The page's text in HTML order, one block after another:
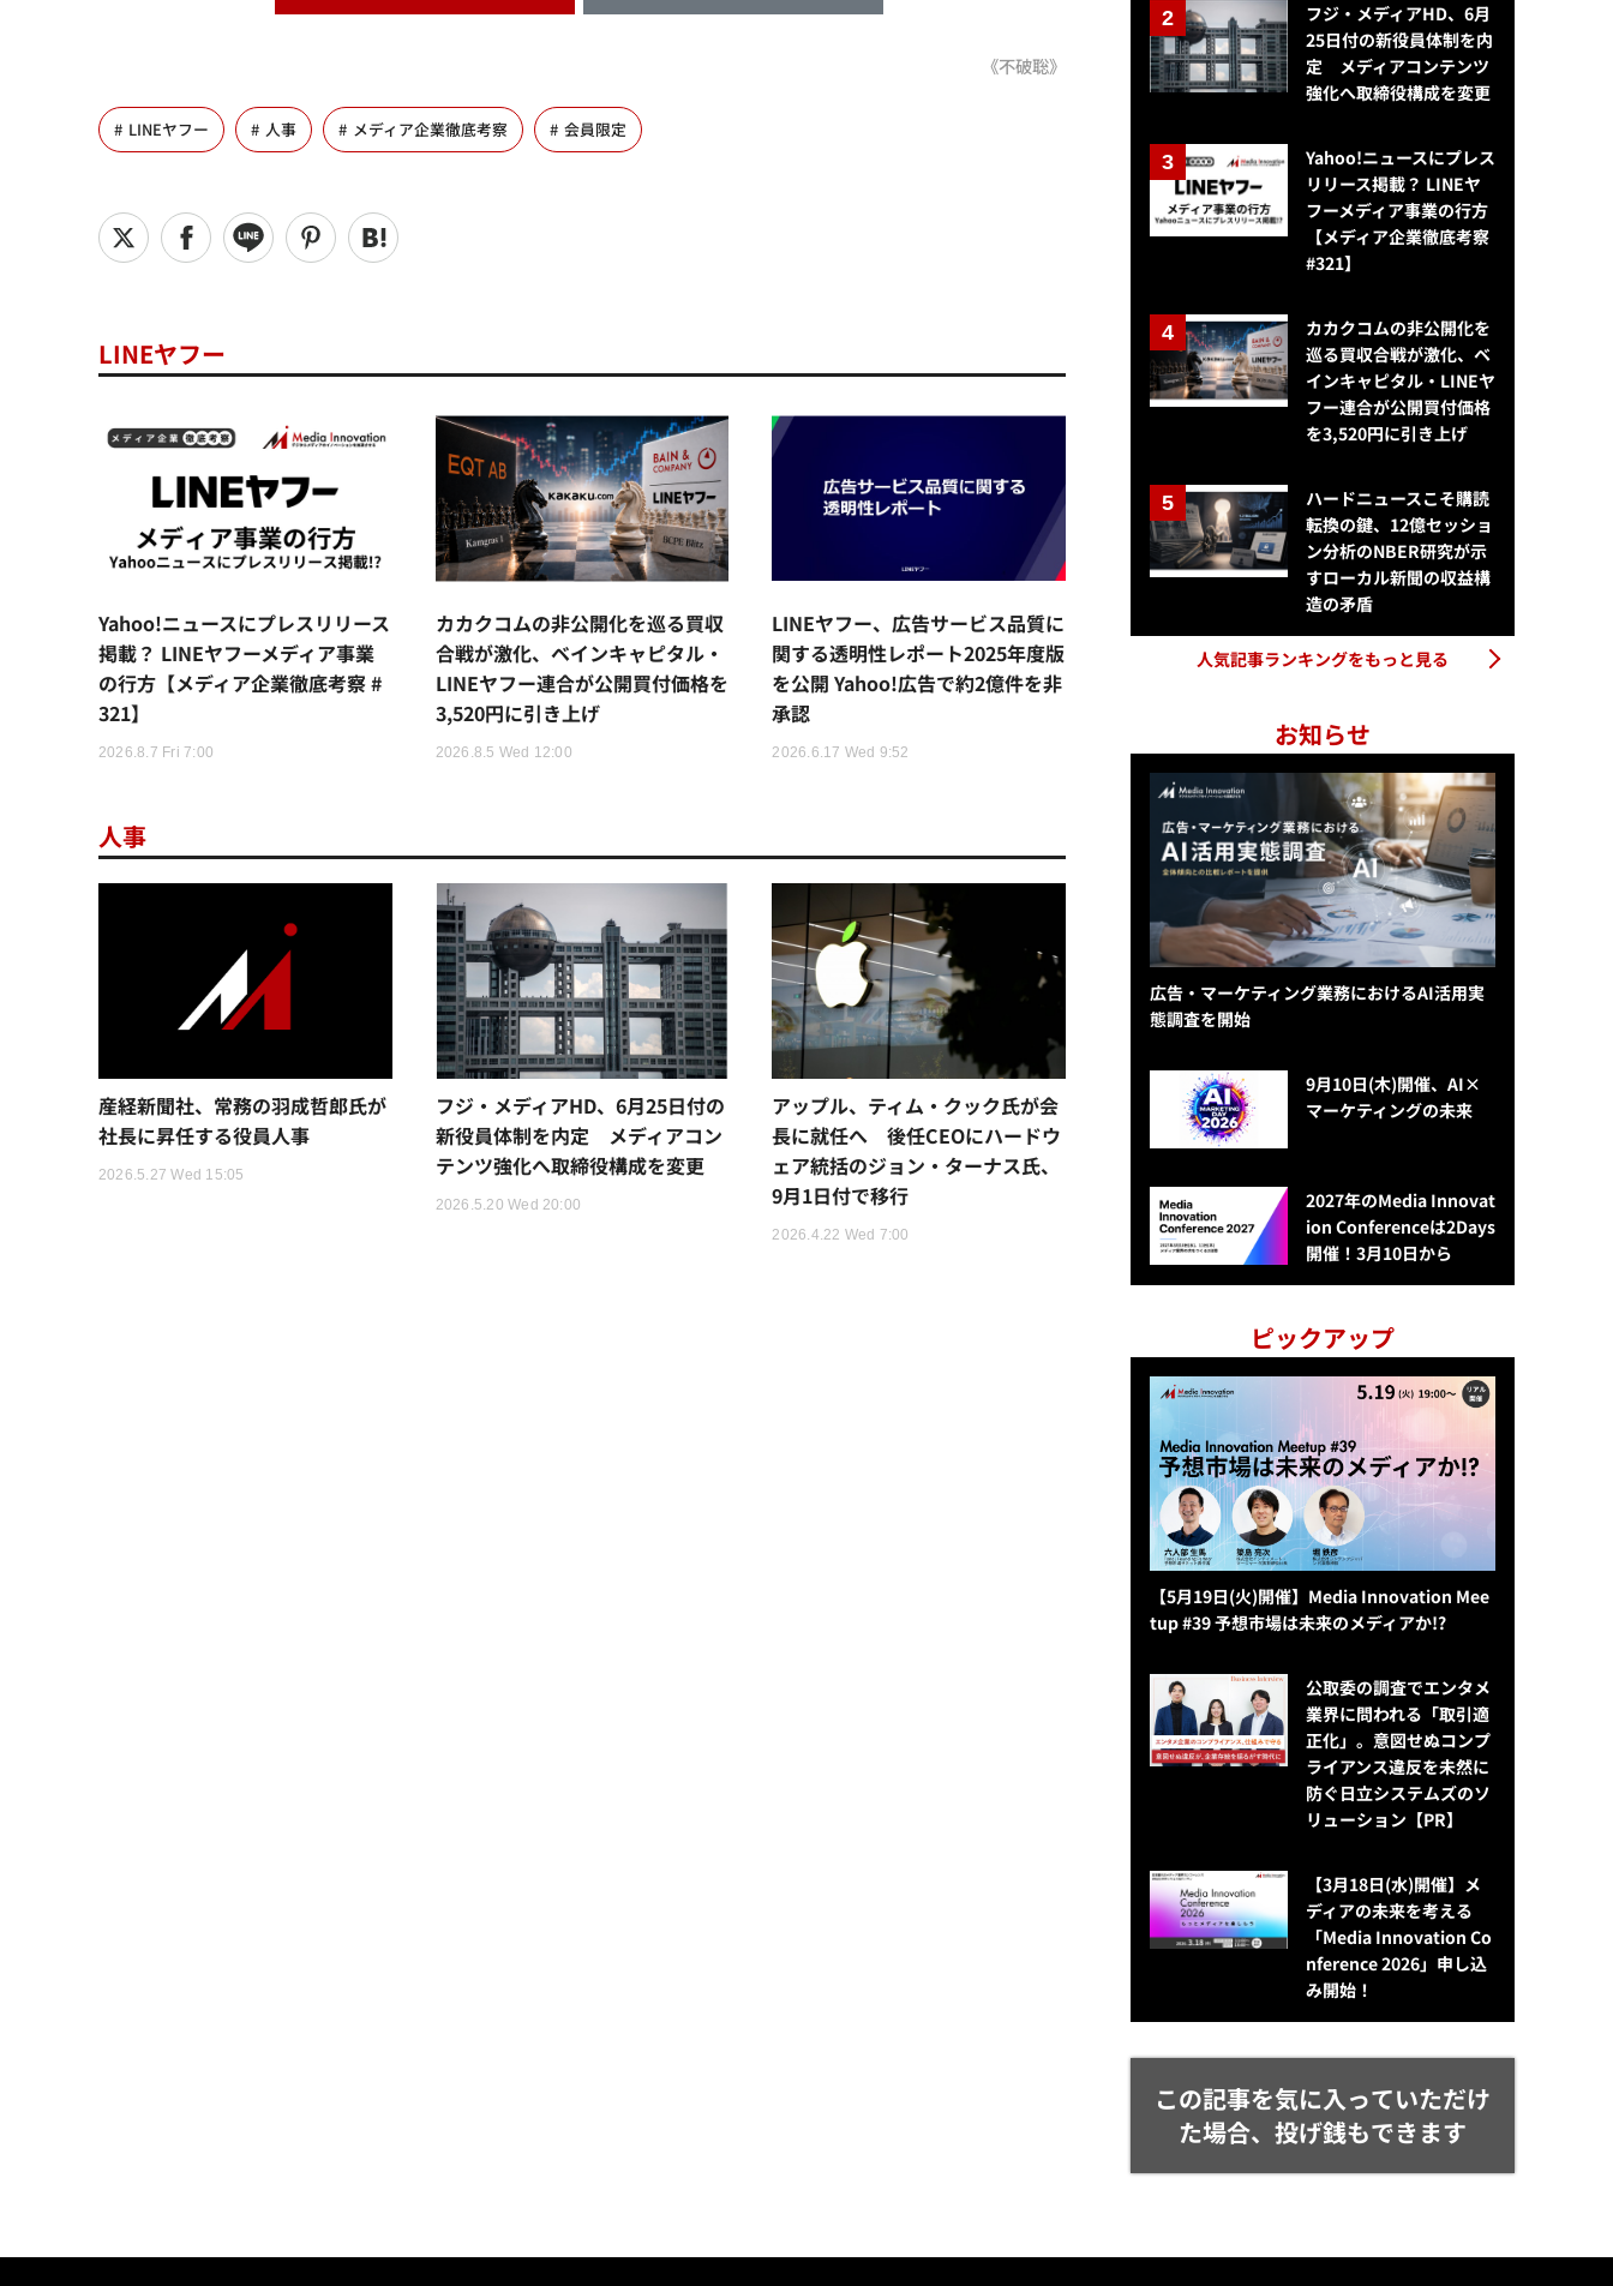
《不破聡》
LINEヤフー 人事 メディア企業徹底考察 会員限定
LINEヤフー
Yahoo!ニュースにプレスリリース
掲載？ LINEヤフーメディア事業
の行方【メディア企業徹底考察 #
321】
2026.8.7 Fri 7:00
カカクコムの非公開化を巡る買収
合戦が激化、ベインキャピタル・
LINEヤフー連合が公開買付価格を
3,520円に引き上げ
2026.8.5 Wed 12:00
LINEヤフー、広告サービス品質に
関する透明性レポート2025年度版
を公開 Yahoo!広告で約2億件を非
承認
2026.6.17 Wed 9:52
人事
産経新聞社、常務の羽成哲郎氏が
社長に昇任する役員人事
2026.5.27 Wed 15:05
フジ・メディアHD、6月25日付の
新役員体制を内定 メディアコン
テンツ強化へ取締役構成を変更
2026.5.20 Wed 20:00
アップル、ティム・クック氏が会
長に就任へ 後任CEOにハードウ
ェア統括のジョン・ターナス氏、
9月1日付で移行
2026.4.22 Wed 7:00
フジ・メディアHD、6月
25日付の新役員体制を内
定 メディアコンテンツ
強化へ取締役構成を変更
Yahoo!ニュースにプレス
リリース掲載？ LINEヤ
フーメディア事業の行方
【メディア企業徹底考察
#321】
カカクコムの非公開化を
巡る買収合戦が激化、ベ
インキャピタル・LINEヤ
フー連合が公開買付価格
を3,520円に引き上げ
ハードニュースこそ購読
転換の鍵、12億セッショ
ン分析のNBER研究が示
すローカル新聞の収益構
造の矛盾
人気記事ランキングをもっと見る
お知らせ
広告・マーケティング業務におけるAI活用実
態調査を開始
9月10日(木)開催、AI×
マーケティングの未来
2027年のMedia Innovat
ion Conferenceは2Days
開催！3月10日から
ピックアップ
【5月19日(火)開催】Media Innovation Mee
tup #39 予想市場は未来のメディアか!?
公​​取委の調査でエンタメ
業界に問われる「取引適
正化」。意図せぬコンプ
ライアンス違反を未然に
防ぐ日立システムズのソ
リューション​【PR】
【3月18日(水)開催】メ
ディアの未来を考える
「Media Innovation Co
nference 2026」申し込
み開始！
この記事を気に入っていただけ
た場合、投げ銭もできます